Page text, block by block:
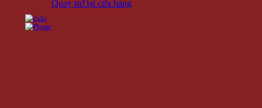
Quay trở lại cửa hàng